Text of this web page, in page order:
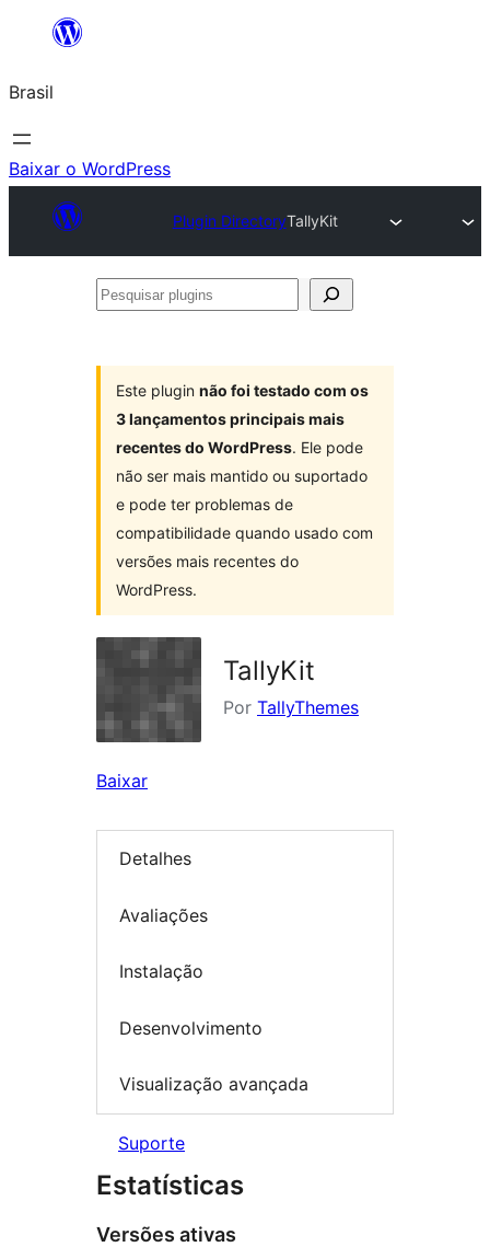
o
conteúdo
Brasil
Baixar o WordPress
Plugin DirectoryTallyKit
Pesquisar
Este plugin não foi testado com os
3 lançamentos principais mais
recentes do WordPress. Ele pode
não ser mais mantido ou suportado
e pode ter problemas de
compatibilidade quando usado com
versões mais recentes do
WordPress.
TallyKit
Por TallyThemes
Baixar
Detalhes
Avaliações
Instalação
Desenvolvimento
Visualização avançada
Suporte
Estatísticas
Versões ativas